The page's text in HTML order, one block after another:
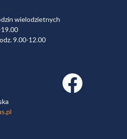
wielodzietnych
19.00
9.00-12.00
Facebook link